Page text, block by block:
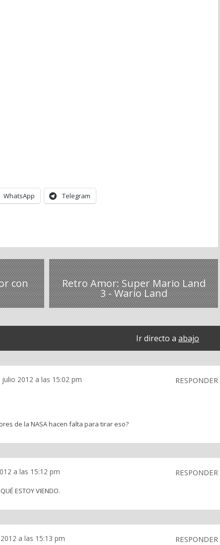
WhatsApp Telegram
con Retro Amor: Super Mario Land
3 - Wario Land
Ir directo a abajo
julio 2012 a las 15:02 pm RESPONDER
de la NASA hacen falta para tirar eso?
a las 15:12 pm RESPONDER
ESTOY VIENDO.
a las 15:13 pm RESPONDER